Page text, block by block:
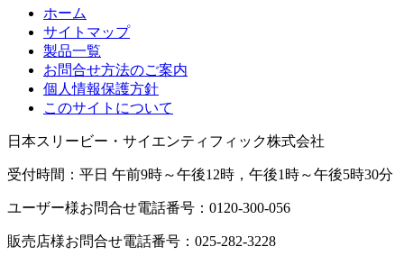
ホーム
サイトマップ
製品一覧
お問合せ方法のご案内
個人情報保護方針
このサイトについて
日本スリービー・サイエンティフィック株式会社
受付時間：平日 午前9時～午後12時，午後1時～午後5時30分
ユーザー様お問合せ電話番号：0120-300-056
販売店様お問合せ電話番号：025-282-3228